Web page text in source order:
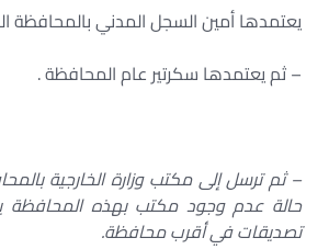
يعتمدها أمين السجل المدني بالمحافظة
– ثم يعتمدها سكرتير عام المحافظة .
– ثم ترسل إلى مكتب وزارة الخارجية
حالة عدم وجود مكتب بهذه المحافظة
تصديقات في أقرب محافظة.